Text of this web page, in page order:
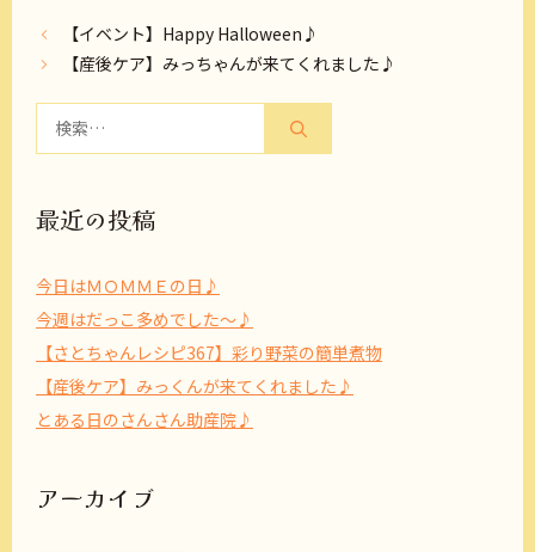
【イベント】Happy Halloween♪
【産後ケア】みっちゃんが来てくれました♪
最近の投稿
今日はＭＯＭＭＥの日♪
今週はだっこ多めでした～♪
【さとちゃんレシピ367】彩り野菜の簡単煮物
【産後ケア】みっくんが来てくれました♪
とある日のさんさん助産院♪
アーカイブ